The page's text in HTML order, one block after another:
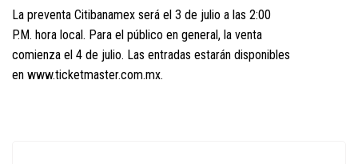
La preventa Citibanamex será el 3 de julio a las 2:00
P.M. hora local. Para el público en general, la venta
comienza el 4 de julio. Las entradas estarán disponibles
en www.ticketmaster.com.mx.